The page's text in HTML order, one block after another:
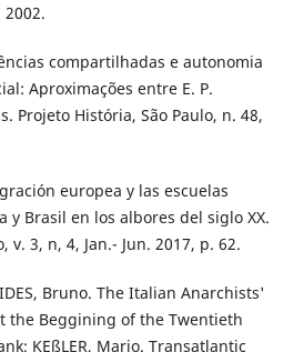
compartilhadas e autonomia
Aproximações entre E. P.
Projeto História, São Paulo, n. 48,
europea y las escuelas
Brasil en los albores del siglo XX.
v. 3, n, 4, Jan.- Jun. 2017, p. 62.
Bruno. The Italian Anarchists'
the Beggining of the Twentieth
KEßLER, Mario. Transatlantic